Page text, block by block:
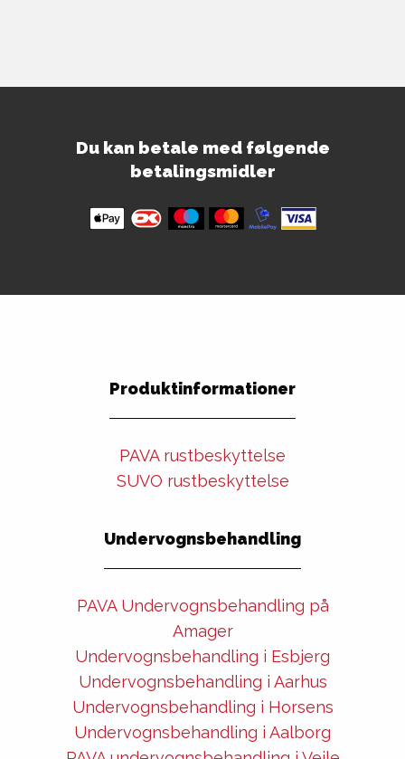
Du kan betale med følgende
betalingsmidler
Produktinformationer
PAVA rustbeskyttelse
SUVO rustbeskyttelse
Undervognsbehandling
PAVA Undervognsbehandling på
Amager
Undervognsbehandling i Esbjerg
Undervognsbehandling i Aarhus
Undervognsbehandling i Horsens
Undervognsbehandling i Aalborg